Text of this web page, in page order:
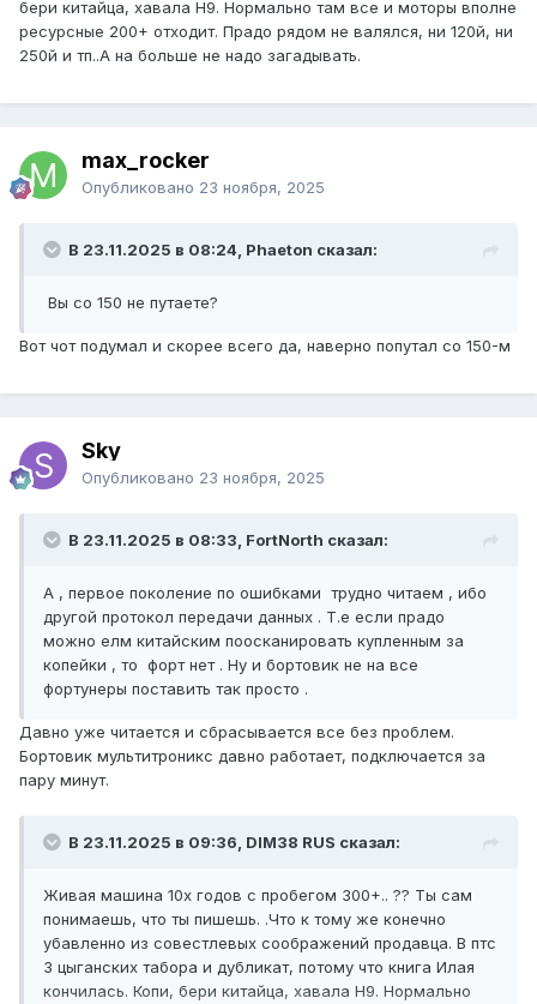
бери китайца, хавала Н9. Нормально там все и моторы вполне
ресурсные 200+ отходит. Прадо рядом не валялся, ни 120й, ни
250й и тп..А на больше не надо загадывать.
max_rocker
Опубликовано 23 ноября, 2025
В 23.11.2025 в 08:24, Phaeton сказал:
Вы со 150 не путаете?
Вот чот подумал и скорее всего да, наверно попутал со 150-м
Sky
Опубликовано 23 ноября, 2025
В 23.11.2025 в 08:33, FоrtNorth сказал:
А , первое поколение по ошибками трудно читаем , ибо
другой протокол передачи данных . Т.е если прадо
можно елм китайским поосканировать купленным за
копейки , то форт нет . Ну и бортовик не на все
фортунеры поставить так просто .
Давно уже читается и сбрасывается все без проблем.
Бортовик мультитроникс давно работает, подключается за
пару минут.
В 23.11.2025 в 09:36, DIM38 RUS сказал:
Живая машина 10х годов с пробегом 300+.. ?? Ты сам
понимаешь, что ты пишешь. .Что к тому же конечно
убавленно из совестлевых соображений продавца. В птс
3 цыганских табора и дубликат, потому что книга Илая
кончилась. Копи, бери китайца, хавала Н9. Нормально